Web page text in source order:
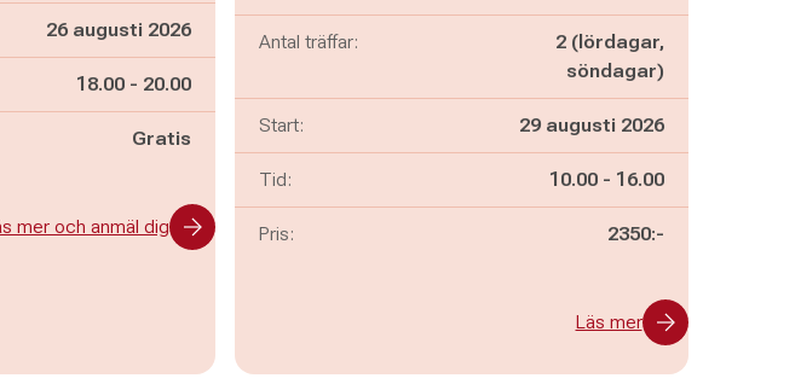
26 augusti 2026
Pågår mellan
18.00 - och
20.00
Gratis
mer och anmäl dig
Antal träffar:
2 (lördagar,
söndagar)
Start: 29 augusti 2026
Tid: Pågår mellan
10.00 - och
16.00
Pris: 2350:-
Läs mer